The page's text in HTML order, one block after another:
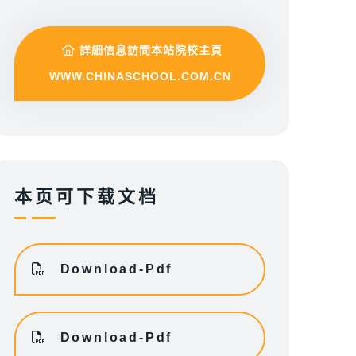
詳細信息訪問本站院校主頁
WWW.CHINASCHOOL.COM.CN
本页可下载文档
Download-Pdf
Download-Pdf